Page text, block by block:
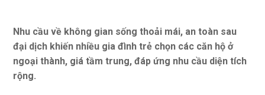
Nhu cầu về không gian sống thoải mái, an toàn sau
đại dịch khiến nhiều gia đình trẻ chọn các căn hộ ở
ngoại thành, giá tầm trung, đáp ứng nhu cầu diện tích
rộng.